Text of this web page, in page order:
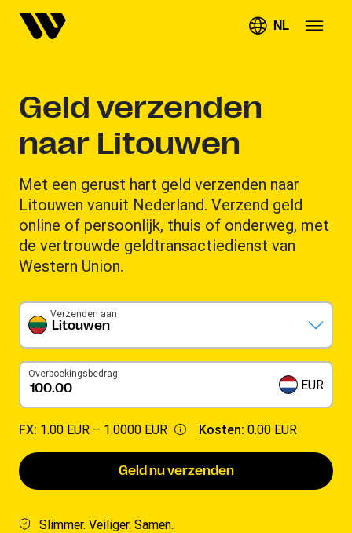
NL
Geld verzenden
naar Litouwen
Met een gerust hart geld verzenden naar
Litouwen vanuit Nederland. Verzend geld
online of persoonlijk, thuis of onderweg, met
de vertrouwde geldtransactiedienst van
Western Union.
Litouwen
Verzenden aan
Overboekingsbedrag
EUR
FX: 1.00 EUR – 1.0000 EUR Kosten: 0.00 EUR
Geld nu verzenden
Slimmer. Veiliger. Samen.